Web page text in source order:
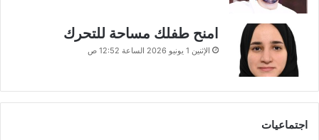
امنح طفلك مساحة للتحرك
الإثنين 1 يونيو 2026 الساعة 12:52 ص
اجتماعيات